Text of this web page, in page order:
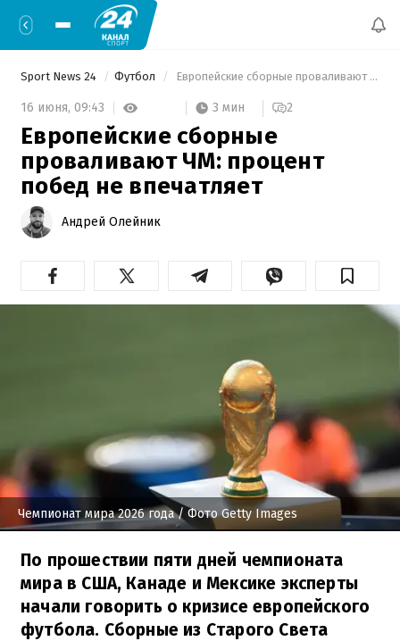
Sport News 24 Футбол Европейские сборные проваливают ЧМ: процент побед не впечатляет
16 июня, 09:43 3 мин 2
Европейские сборные
проваливают ЧМ: процент
побед не впечатляет
Андрей Олейник
Чемпионат мира 2026 года/ Фото Getty Images
По прошествии пяти дней чемпионата
мира в США, Канаде и Мексике эксперты
начали говорить о кризисе европейского
футбола. Сборные из Старого Света